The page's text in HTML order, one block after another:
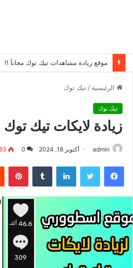
موقع زيادة مشاهدات تيك توك مجانآ !!
الرئيسية /تيك توك
تيك توك
زيادة لايكات تيك
admin أكتوبر 18, 2024 0
فيسبوك تويتر لينكدإن